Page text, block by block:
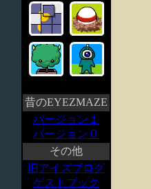
昔のEYEZMAZE
バージョン１
バージョン０
その他
旧アイズブログ
ゲストブック